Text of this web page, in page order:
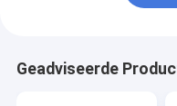
Geadviseerde